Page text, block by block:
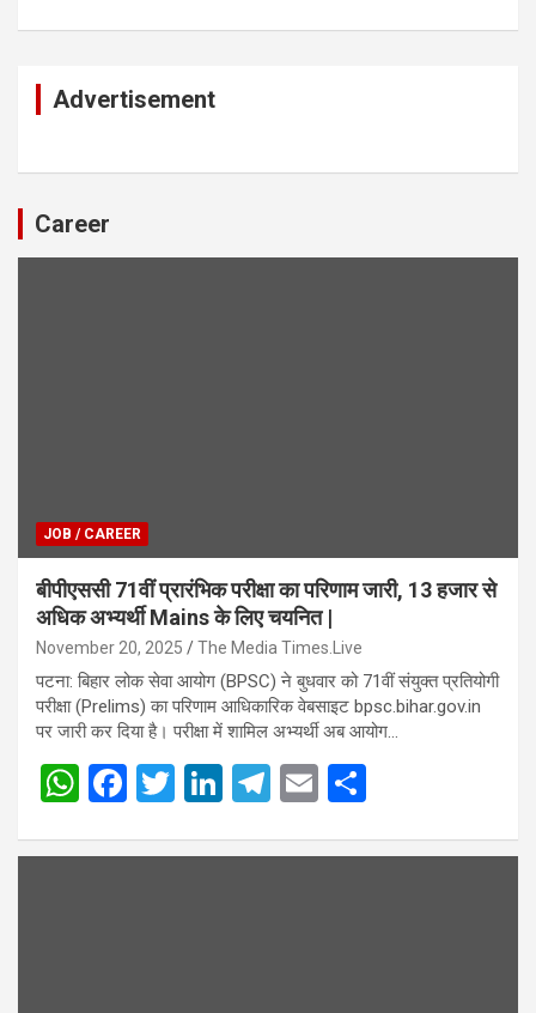
Advertisement
Career
JOB / CAREER
बीपीएससी 71वीं प्रारंभिक परीक्षा का परिणाम जारी, 13 हजार से
अधिक अभ्यर्थी Mains के लिए चयनित |
November 20, 2025 The Media Times.Live
पटना: बिहार लोक सेवा आयोग (BPSC) ने बुधवार को 71वीं संयुक्त प्रतियोगी
परीक्षा (Prelims) का परिणाम आधिकारिक वेबसाइट bpsc.bihar.gov.in
पर जारी कर दिया है। परीक्षा में शामिल अभ्यर्थी अब आयोग…
W
at
F
ce
T
tt
Li
ke
T
e
E
ail ar